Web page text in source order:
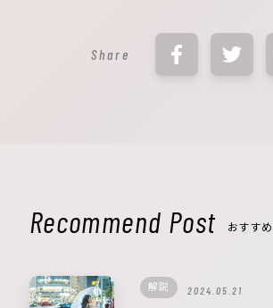
Share
Recommend Post おすす
解説 2024.05.21